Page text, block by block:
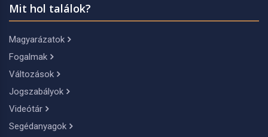
Mit hol találok?
Magyarázatok
Fogalmak
Változások
Jogszabályok
Videótár
Segédanyagok